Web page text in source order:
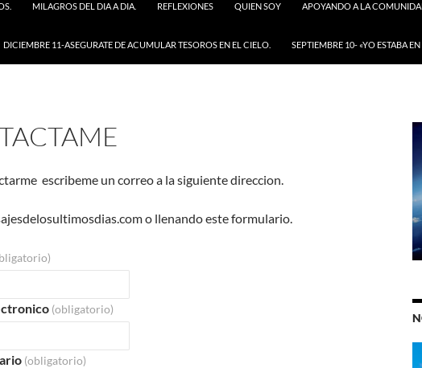
MILAGROS DEL DIA A DIA. REFLEXIONES QUIEN SOY APOYANDO A LA
DICIEMBRE 11-ASEGURATE DE ACUMULAR TESOROS EN EL CIELO. SEPTIEMBRE 10- «YO ESTABA
escribeme un correo a la siguiente direccion.
o llenando este formulario.
(obligatorio)
(obligatorio)